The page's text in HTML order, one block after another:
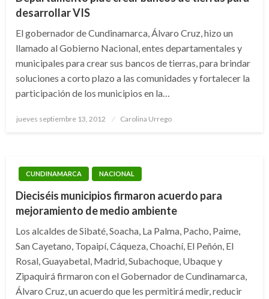
desarrollar VIS
El gobernador de Cundinamarca, Álvaro Cruz, hizo un
llamado al Gobierno Nacional, entes departamentales y
municipales para crear sus bancos de tierras, para brindar
soluciones a corto plazo a las comunidades y fortalecer la
participación de los municipios en la…
Publicado
jueves septiembre 13, 2012 Carolina Urrego
CUNDINAMARCA NACIONAL
Dieciséis municipios firmaron acuerdo para
mejoramiento de medio ambiente
Los alcaldes de Sibaté, Soacha, La Palma, Pacho, Paime,
San Cayetano, Topaipí, Cáqueza, Choachí, El Peñón, El
Rosal, Guayabetal, Madrid, Subachoque, Ubaque y
Zipaquirá firmaron con el Gobernador de Cundinamarca,
Álvaro Cruz, un acuerdo que les permitirá medir, reducir